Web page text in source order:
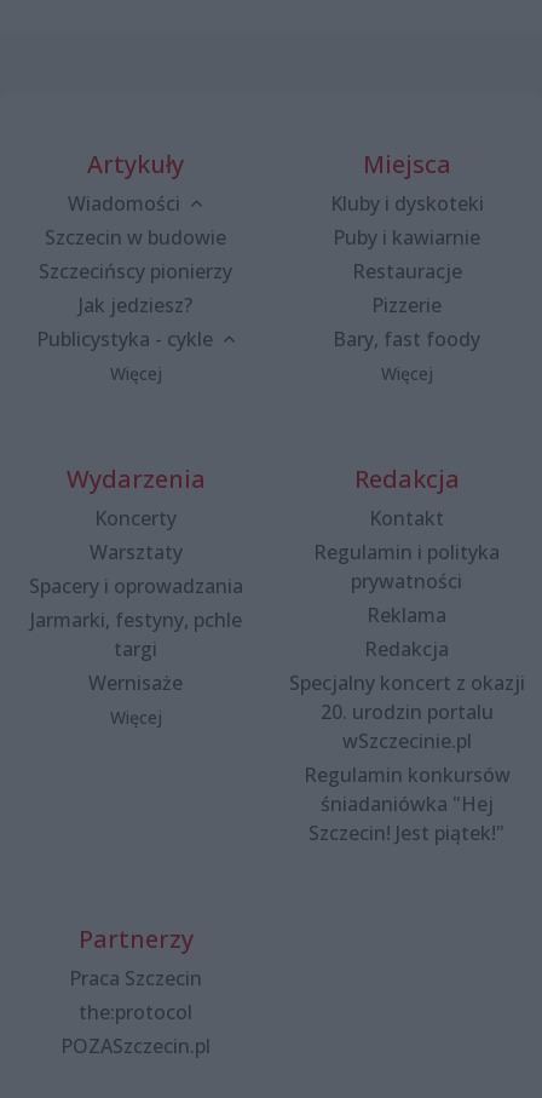
Artykuły
Wiadomości
Szczecin w budowie
Szczecińscy pionierzy
Jak jedziesz?
Publicystyka - cykle
Więcej
Miejsca
Kluby i dyskoteki
Puby i kawiarnie
Restauracje
Pizzerie
Bary, fast foody
Więcej
Wydarzenia
Koncerty
Warsztaty
Spacery i oprowadzania
Jarmarki, festyny, pchle
targi
Wernisaże
Więcej
Redakcja
Kontakt
Regulamin i polityka
prywatności
Reklama
Redakcja
Specjalny koncert z okazji
20. urodzin portalu
wSzczecinie.pl
Regulamin konkursów
śniadaniówka "Hej
Szczecin! Jest piątek!"
Partnerzy
Praca Szczecin
the:protocol
POZASzczecin.pl